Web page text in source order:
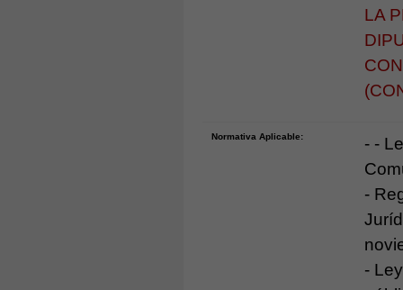
LA
Normativa Aplicable:
- -
-
-